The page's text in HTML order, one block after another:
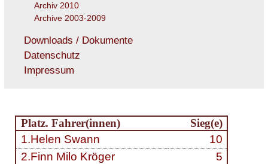
Archiv 2010
Archive 2003-2009
Downloads / Dokumente
Datenschutz
Impressum
Platz. Fahrer(innen)
Sieg(e)
1.Helen Swann
10
2.Finn Milo Kröger
5